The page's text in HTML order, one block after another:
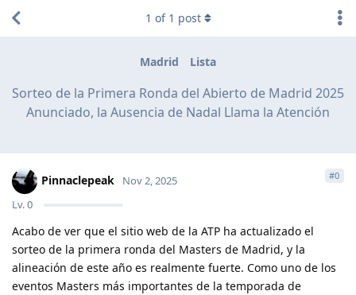
Madrid Lista
Sorteo de la Primera Ronda del Abierto de Madrid 2025
Anunciado, la Ausencia de Nadal Llama la Atención
1 of 1 post
Pinnaclepeak
Lv.0
Nov 2, 2025 #0
Acabo de ver que el sitio web de la ATP ha actualizado el
sorteo de la primera ronda del Masters de Madrid, y la
alineación de este año es realmente fuerte. Como uno de los
eventos Masters más importantes de la temporada de